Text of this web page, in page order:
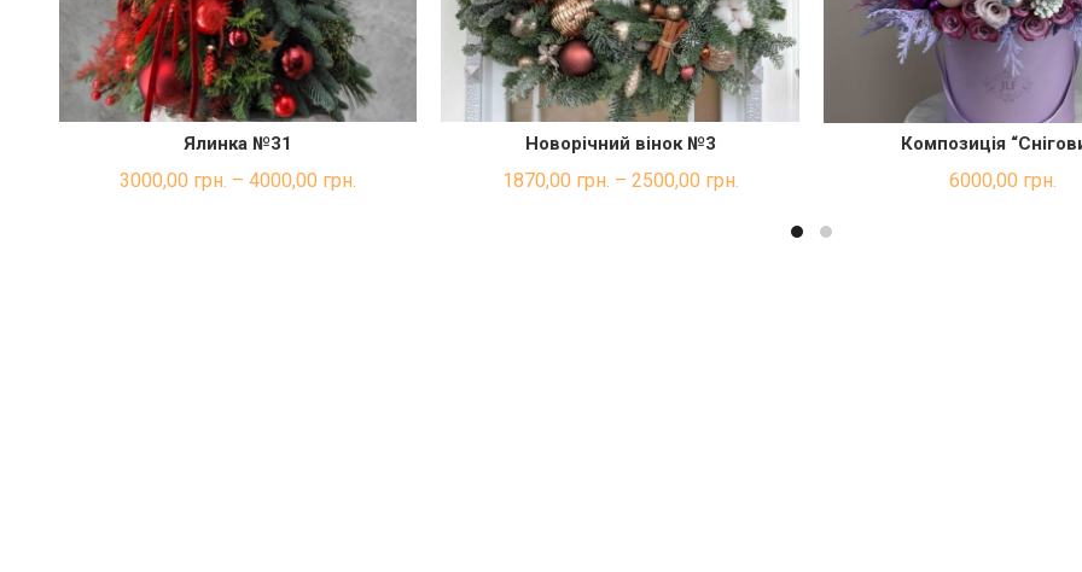
ШВИДКА ПОКУПКА
Ялинка №31
3000,00 грн. – 4000,00 грн.
ШВИДКА ПОКУПКА
Новорічний вінок №3
1870,00 грн. – 2500,00 грн.
ДОДАТИ В
Композиція
6000,00 грн.